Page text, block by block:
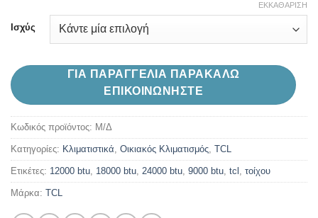
through
1,039.00€
Ισχύς
ΕΚΚΑΘΆΡΙΣΗ
ΓΙΑ ΠΑΡΑΓΓΕΛΙΑ ΠΑΡΑΚΑΛΩ
ΕΠΙΚΟΙΝΩΝΗΣΤΕ
Κωδικός προϊόντος: Μ/Δ
Κατηγορίες: Kλιματιστικά Oικιακός Κλιματισμός TCL
Ετικέτες: 12000 btu 18000 btu 24000 btu 9000 btu tcl τοίχου
Μάρκα: TCL